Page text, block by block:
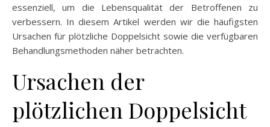
essenziell, um die Lebensqualität der Betroffenen zu
verbessern. In diesem Artikel werden wir die häufigsten
Ursachen für plötzliche Doppelsicht sowie die verfügbaren
Behandlungsmethoden näher betrachten.
Ursachen der
plötzlichen Doppelsicht